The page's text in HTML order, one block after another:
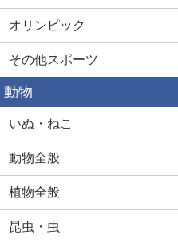
オリンピック
その他スポーツ
動物
いぬ・ねこ
動物全般
植物全般
昆虫・虫